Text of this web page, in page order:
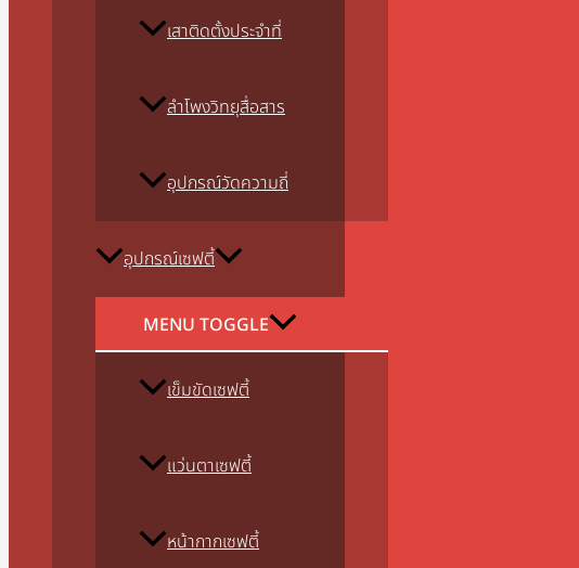
เสาติดตั้งประจำที่
ลำโพงวิทยุสื่อสาร
อุปกรณ์วัดความถี่
อุปกรณ์เซฟตี้
MENU TOGGLE
เข็มขัดเซฟตี้
แว่นตาเซฟตี้
หน้ากากเซฟตี้